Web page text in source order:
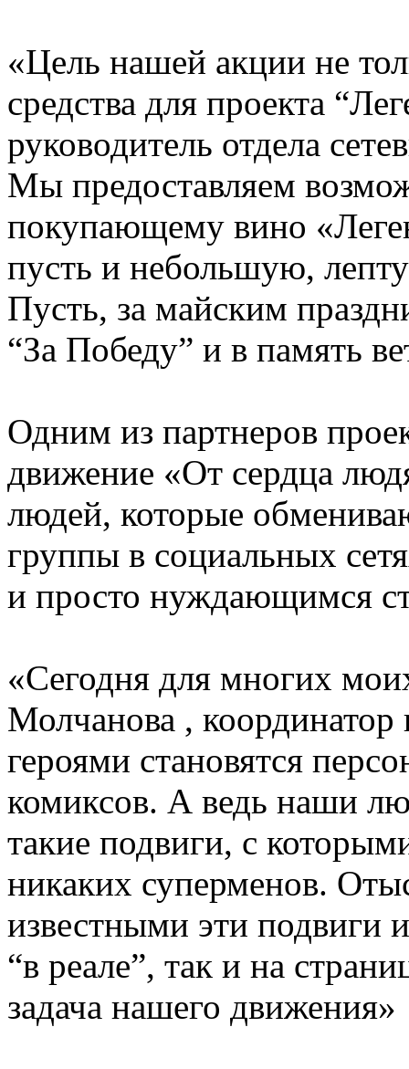
«Цель нашей акции не
средства для проекта
руководитель отдела
Мы предоставляем
покупающему вино
пусть и небольшую,
Пусть, за майским
“За Победу” и в память
Одним из партнеров
движение «От сердца
людей, которые
группы в социальных
и просто нуждающимся
«Сегодня для многих
Молчанова ,
героями становятся
комиксов. А ведь наши
такие подвиги, с
никаких суперменов.
известными эти подвиги
“в реале”, так и на
задача нашего движения»